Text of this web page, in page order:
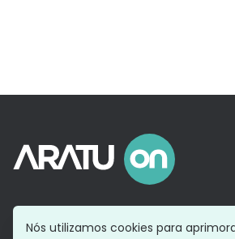
Nós utilizamos cookies para